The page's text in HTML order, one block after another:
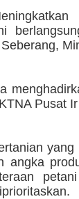
Pusat
angka